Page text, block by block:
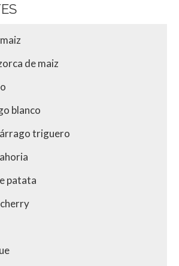
de maiz
blanco
triguero
patata